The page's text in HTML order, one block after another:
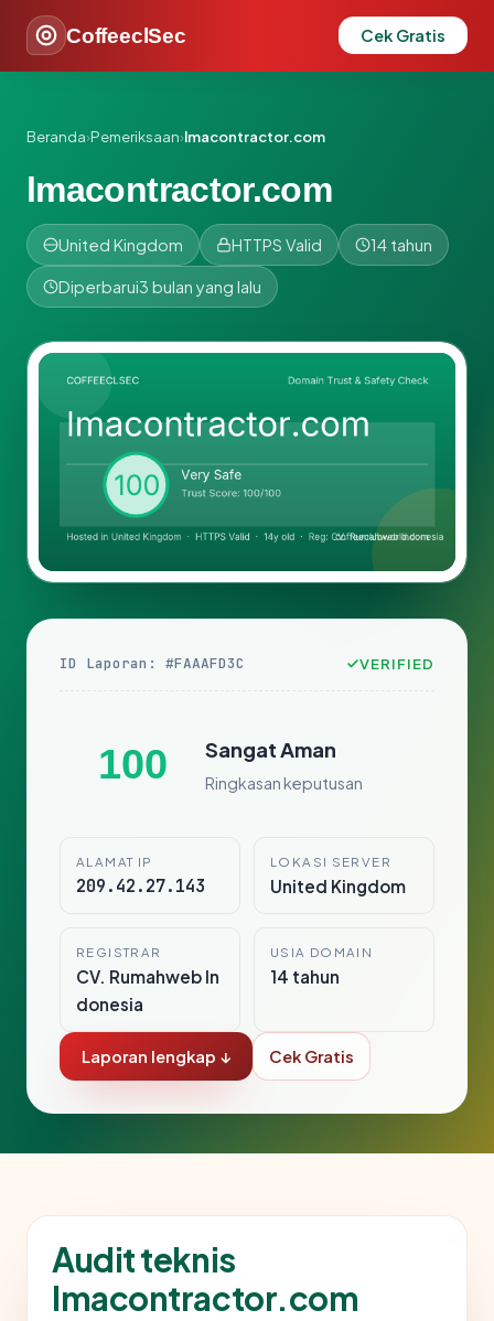
CoffeeclSec Cek Gratis
Beranda›Pemeriksaan›lmacontractor.com
lmacontractor.com
United Kingdom HTTPS Valid 14 tahun
Diperbarui3 bulan yang lalu
ID Laporan: #FAAAFD3C VERIFIED
100 Sangat Aman
Ringkasan keputusan
ALAMAT IP
209.42.27.143
LOKASI SERVER
United Kingdom
REGISTRAR
CV. Rumahweb In
donesia
USIA DOMAIN
14 tahun
Laporan lengkap ↓ Cek Gratis
Audit teknis
lmacontractor.com